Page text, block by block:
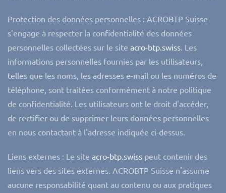
Protection des données personnelles : ACROBTP Suisse
s'engage à respecter la confidentialité des données
personnelles collectées sur le site acro-btp.swiss. Les
informations personnelles fournies par les utilisateurs,
telles que les noms, les adresses e-mail ou les numéros de
téléphone, sont traitées conformément à notre politique
de confidentialité. Les utilisateurs ont le droit d'accéder,
de rectifier ou de supprimer leurs données personnelles
en nous contactant à l'adresse indiquée ci-dessus.
Liens externes : Le site acro-btp.swiss peut contenir des
liens vers des sites externes. ACROBTP Suisse n'assume
aucune responsabilité quant au contenu ou aux pratiques